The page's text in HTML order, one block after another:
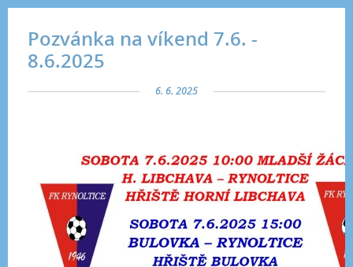
Pozvánka na víkend 7.6. -
8.6.2025
6. 6. 2025